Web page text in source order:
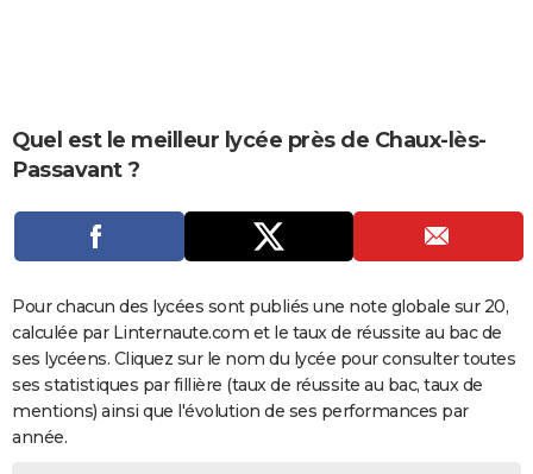
Carte de Noël
Carte Bonne année
Carte Saint-Valentin
Carte Pâques
Carte d'anniversaire
DICTIONNAIRE
Dictionnaire
Biographies
Citations
Expressions
Proverbes
PROGRAMME TV
S'inscrire
Se connecter
Lycées
Collèges
Primaires
Universités
Entreprises
Service militaire
Avis de recherche
AVIS DE DÉCÈS
FORUM
Bricolage
Lifestyle
Culture
Sport
Auto
Television
Voyage
Cinema
Quel est le meilleur lycée près de Chaux-lès-
Passavant ?
Pour chacun des lycées sont publiés une note globale sur 20,
calculée par Linternaute.com et le taux de réussite au bac de
ses lycéens. Cliquez sur le nom du lycée pour consulter toutes
ses statistiques par fillière (taux de réussite au bac, taux de
mentions) ainsi que l'évolution de ses performances par
année.